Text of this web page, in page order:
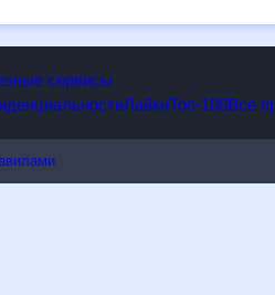
сервисы
сПравилами